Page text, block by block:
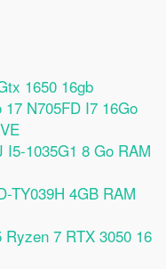
1650 16gb
N705FD I7 16Go
1035G1 8 Go RAM
TY039H 4GB RAM
7 RTX 3050 16